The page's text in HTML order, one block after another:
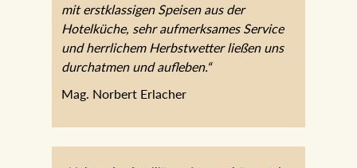
mit erstklassigen Speisen aus der
Hotelküche, sehr aufmerksames Service
und herrlichem Herbstwetter ließen uns
durchatmen und aufleben.“
Mag. Norbert Erlacher